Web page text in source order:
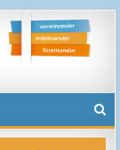
Leipzig